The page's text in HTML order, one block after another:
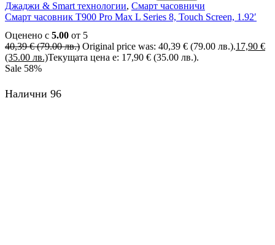
Джаджи & Smart технологии, Смарт часовничи
Смарт часовник T900 Pro Max L Series 8, Touch Screen, 1.92′
Оценено с 5.00 от 5
40,39€ (79.00 лв.) Original price was: 40,39 € (79.00 лв.).17,90 €
(35.00 лв.)Текущата цена е: 17,90 € (35.00 лв.).
Sale 58%
Налични 96